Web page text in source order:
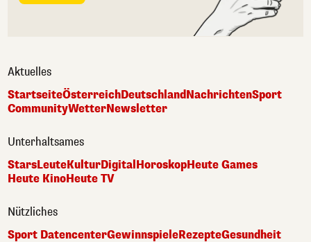
Aktuelles
StartseiteÖsterreichDeutschlandNachrichtenSport
CommunityWetterNewsletter
Unterhaltsames
StarsLeuteKulturDigital HoroskopHeute Games
Heute KinoHeute TV
Nützliches
Sport DatencenterGewinnspieleRezepteGesundheit